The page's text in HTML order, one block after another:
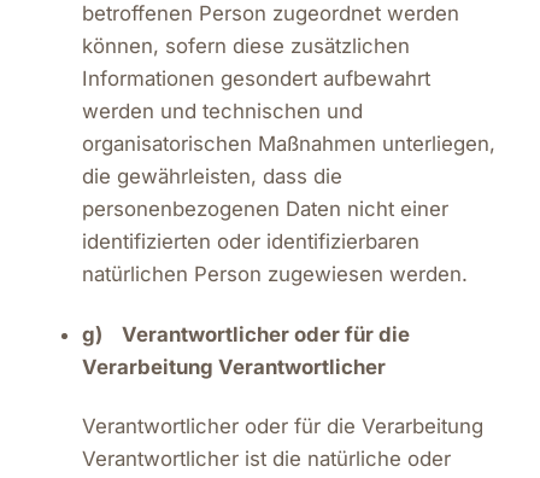
betroffenen Person zugeordnet werden
können, sofern diese zusätzlichen
Informationen gesondert aufbewahrt
werden und technischen und
organisatorischen Maßnahmen unterliegen,
die gewährleisten, dass die
personenbezogenen Daten nicht einer
identifizierten oder identifizierbaren
natürlichen Person zugewiesen werden.
g) Verantwortlicher oder für die
Verarbeitung Verantwortlicher
Verantwortlicher oder für die Verarbeitung
Verantwortlicher ist die natürliche oder